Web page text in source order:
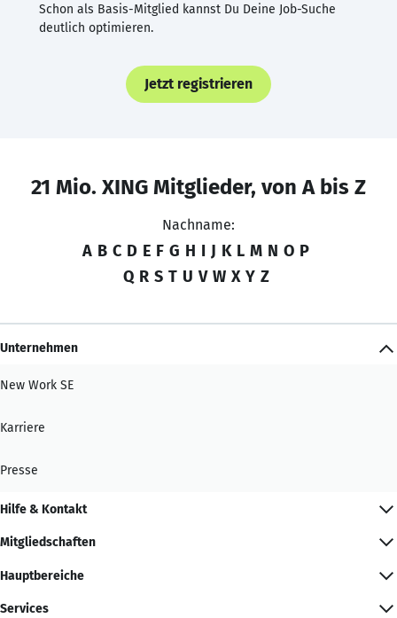
Schon als Basis-Mitglied kannst Du Deine Job-Suche
deutlich optimieren.
Jetzt registrieren
21 Mio. XING Mitglieder, von A bis Z
Nachname:
A B C D E F G H I J K L M N O P
Q R S T U V W X Y Z
Unternehmen
New Work SE
Karriere
Presse
Hilfe & Kontakt
Mitgliedschaften
Hauptbereiche
Services